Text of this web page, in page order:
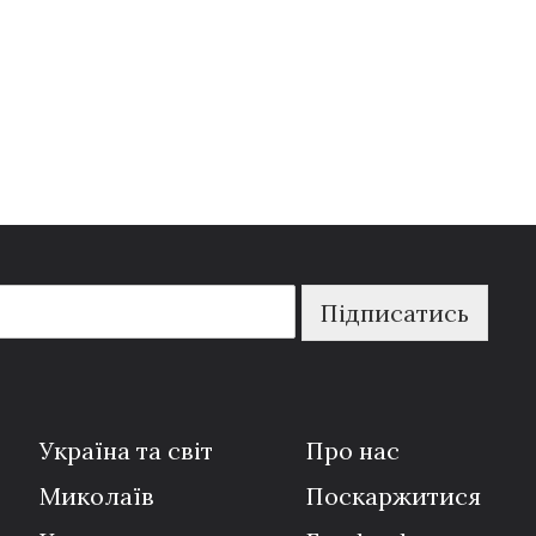
Підписатись
Україна та світ
Миколаїв
Про нас
Поскаржитися